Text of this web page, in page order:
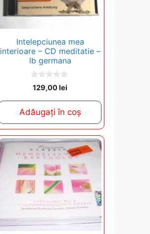
Intelepciunea mea
interioare – CD meditatie –
lb germana
0
o
o
5
129,00lei
Adăugați în coș